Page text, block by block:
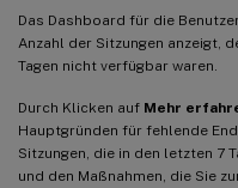
Das Dashboard für die
Anzahl der Sitzungen anzeigt,
Tagen nicht verfügbar waren.
Durch Klicken auf Mehr
Hauptgründen für fehlende
Sitzungen, die in den letzten 7
und den Maßnahmen, die Sie